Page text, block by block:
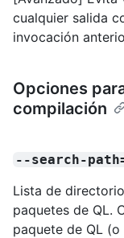
cualquier salida
invocación
Opciones
compilación
--search-
Lista de
paquetes de QL.
paquete de QL